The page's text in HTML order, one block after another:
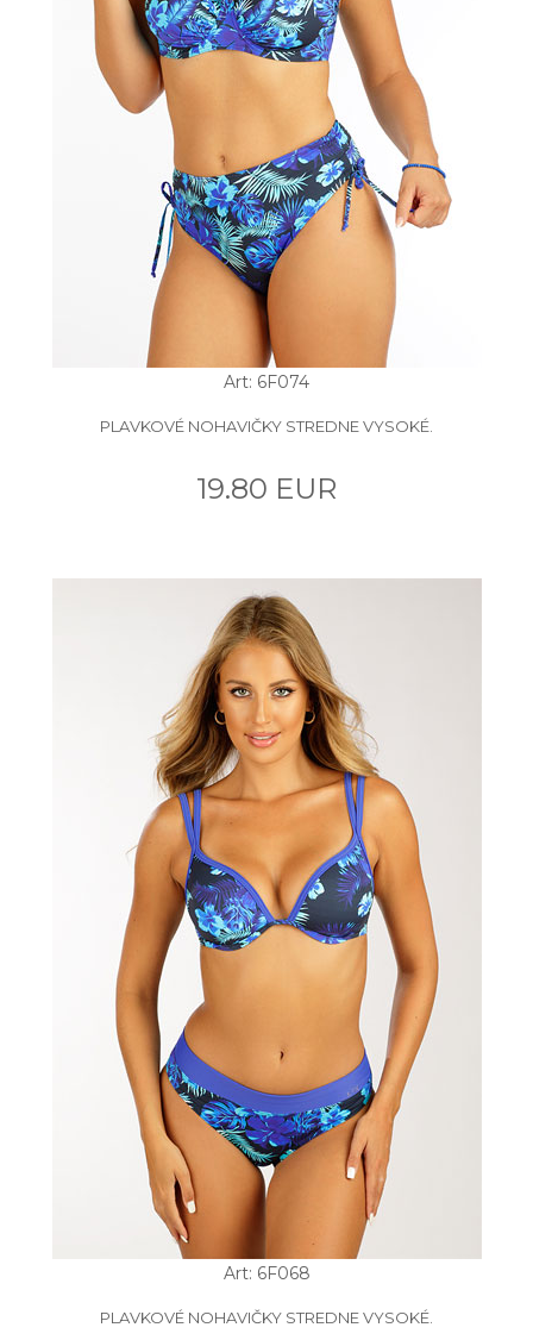
Art: 6F074
PLAVKOVÉ NOHAVIČKY STREDNE VYSOKÉ.
19.80 EUR
Art: 6F068
PLAVKOVÉ NOHAVIČKY STREDNE VYSOKÉ.